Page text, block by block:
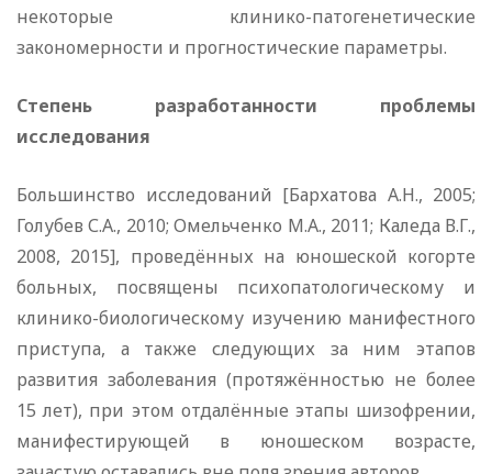
некоторые клинико-патогенетические
закономерности и прогностические параметры.
Степень разработанности проблемы
исследования
Большинство исследований [Бархатова А.Н., 2005;
Голубев С.А., 2010; Омельченко М.А., 2011; Каледа В.Г.,
2008, 2015], проведённых на юношеской когорте
больных, посвящены психопатологическому и
клинико-биологическому изучению манифестного
приступа, а также следующих за ним этапов
развития заболевания (протяжённостью не более
15 лет), при этом отдалённые этапы шизофрении,
манифестирующей в юношеском возрасте,